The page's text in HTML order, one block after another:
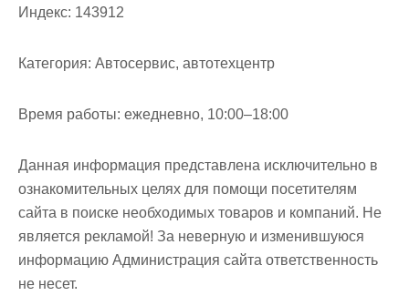
Индекс: 143912
Категория: Автосервис, автотехцентр
Время работы: ежедневно, 10:00–18:00
Данная информация представлена исключительно в
ознакомительных целях для помощи посетителям
сайта в поиске необходимых товаров и компаний. Не
является рекламой! За неверную и изменившуюся
информацию Администрация сайта ответственность
не несет.